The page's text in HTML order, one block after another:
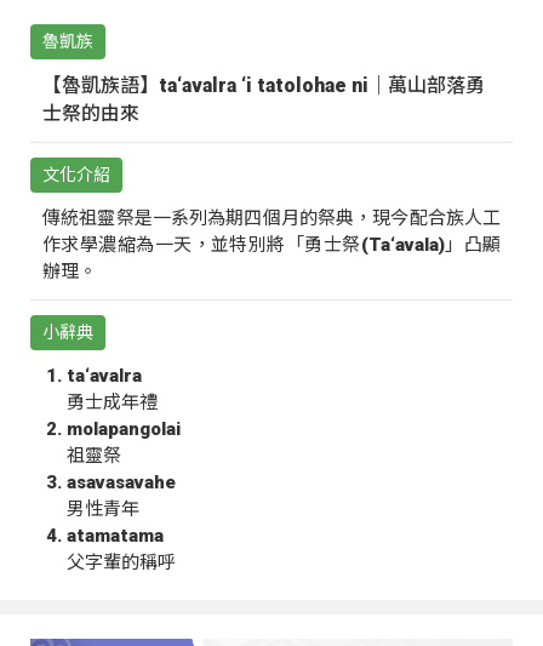
魯凱族
【魯凱族語】ta‘avalra ‘i tatolohae ni｜萬山部落勇
士祭的由來
文化介紹
傳統祖靈祭是一系列為期四個月的祭典，現今配合族人工
作求學濃縮為一天，並特別將「勇士祭(Ta‘avala)」凸顯
辦理。
小辭典
ta‘avalra
勇士成年禮
molapangolai
祖靈祭
asavasavahe
男性青年
atamatama
父字輩的稱呼